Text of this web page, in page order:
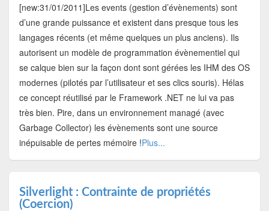
[new:31/01/2011]Les events (gestion d’évènements) sont
d’une grande puissance et existent dans presque tous les
langages récents (et même quelques un plus anciens). Ils
autorisent un modèle de programmation évènementiel qui
se calque bien sur la façon dont sont gérées les IHM des OS
modernes (pilotés par l’utilisateur et ses clics souris). Hélas
ce concept réutilisé par le Framework .NET ne lui va pas
très bien. Pire, dans un environnement managé (avec
Garbage Collector) les évènements sont une source
inépuisable de pertes mémoire !Plus...
Silverlight : Contrainte de propriétés
(Coercion)